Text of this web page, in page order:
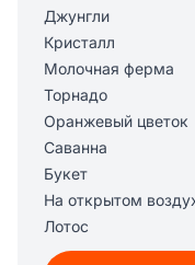
Джунгли
Кристалл
Молочная ферма
Торнадо
Оранжевый цветок
Саванна
Букет
На открытом
Лотос
Ночь